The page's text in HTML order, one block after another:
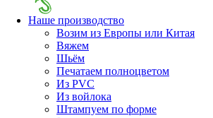
Наше производство
Возим из Европы или Китая
Вяжем
Шьём
Печатаем полноцветом
Из PVC
Из войлока
Штампуем по форме